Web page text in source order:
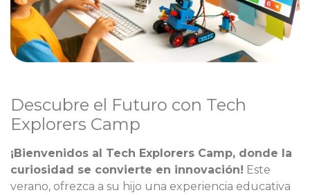
Descubre el Futuro con Tech
Explorers Camp
¡Bienvenidos al Tech Explorers Camp, donde la
curiosidad se convierte en innovación! Este
verano, ofrezca a su hijo una experiencia educativa